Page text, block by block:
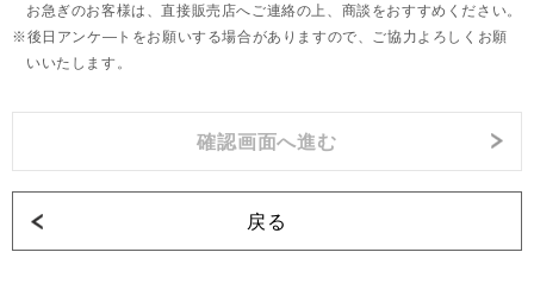
お急ぎのお客様は、直接販売店へご連絡の上、商談をおすすめください。
後日アンケ―トをお願いする場合がありますので、ご協力よろしくお願
いいたします。
戻る